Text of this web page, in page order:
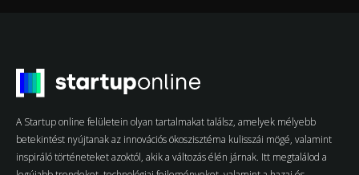
A Startup online felületein olyan tartalmakat találsz, amelyek mélyebb
betekintést nyújtanak az innovációs ökoszisztéma kulisszái mögé, valamint
inspiráló történeteket azoktól, akik a változás élén járnak. Itt megtalálod a